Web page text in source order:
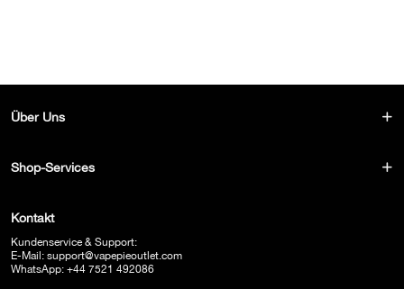
Über Uns
Shop-Services
Kontakt
Kundenservice & Support:
E-Mail: support@vapepieoutlet.com
WhatsApp: +44 7521 492086